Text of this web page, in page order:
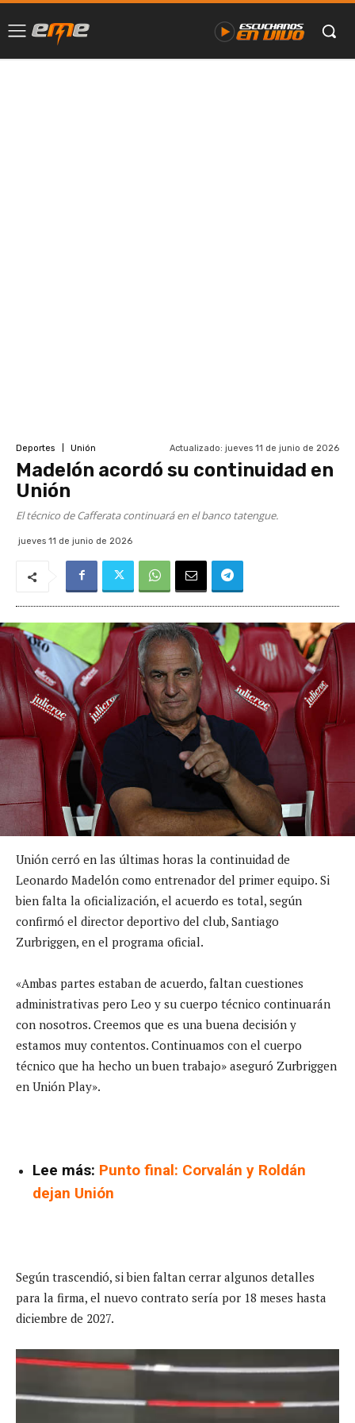
Deportes Unión Actualizado: jueves 11 de junio de 2026
Madelón acordó su continuidad en
Unión
El técnico de Cafferata continuará en el banco tatengue.
jueves 11 de junio de 2026
Unión cerró en las últimas horas la continuidad de
Leonardo Madelón como entrenador del primer equipo. Si
bien falta la oficialización, el acuerdo es total, según
confirmó el director deportivo del club, Santiago
Zurbriggen, en el programa oficial.
«Ambas partes estaban de acuerdo, faltan cuestiones
administrativas pero Leo y su cuerpo técnico continuarán
con nosotros. Creemos que es una buena decisión y
estamos muy contentos. Continuamos con el cuerpo
técnico que ha hecho un buen trabajo» aseguró Zurbriggen
en Unión Play».
Lee más: Punto final: Corvalán y Roldán
dejan Unión
Según trascendió, si bien faltan cerrar algunos detalles
para la firma, el nuevo contrato sería por 18 meses hasta
diciembre de 2027.
R
p